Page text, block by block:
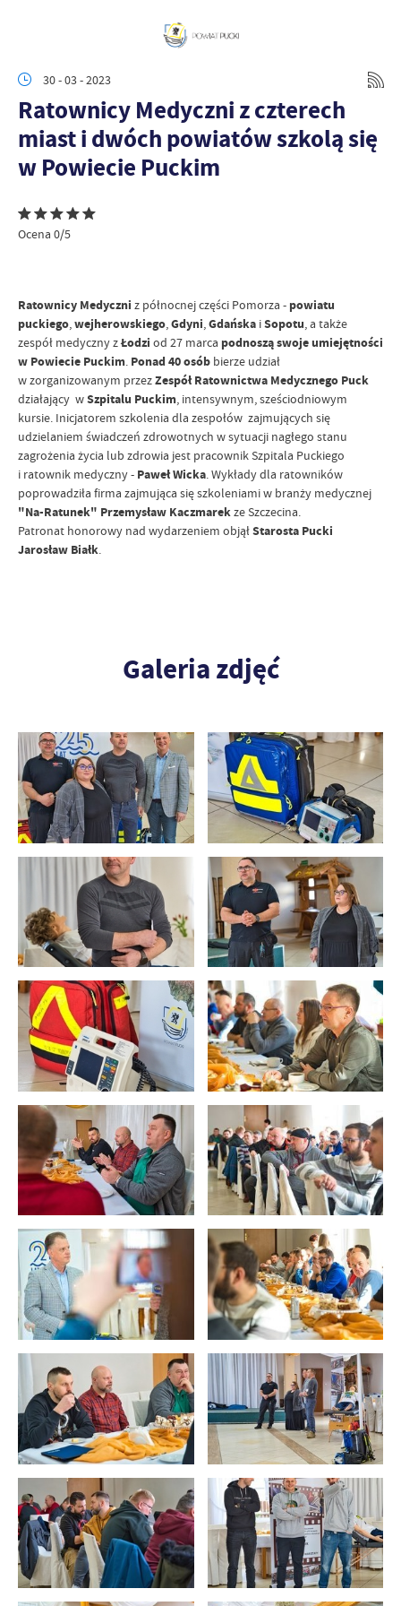
30 - 03 - 2023
Ratownicy Medyczni z czterech
miast i dwóch powiatów szkolą się
w Powiecie Puckim
Ocena 0/5
Ratownicy Medyczni z północnej części Pomorza - powiatu
puckiego,wejherowskiego,Gdyni,Gdańska iSopotu, a także
zespół medyczny zŁodzi od 27 marca podnoszą swoje umiejętności
w Powiecie Puckim. Ponad 40 osób bierze udział
w zorganizowanym przezZespół Ratownictwa Medycznego Puck
działający wSzpitalu Puckim, intensywnym, sześciodniowym
kursie. Inicjatorem szkolenia dla zespołów zajmujących się
udzielaniem świadczeń zdrowotnych w sytuacji nagłego stanu
zagrożenia życia lub zdrowia jest pracownik Szpitala Puckiego
i ratownik medyczny - Paweł Wicka. Wykłady dla ratowników
poprowadziła firma zajmująca się szkoleniami w branży medycznej
"Na-Ratunek" Przemysław Kaczmarekze Szczecina.
Patronat honorowy nad wydarzeniem objąłStarosta Pucki
Jarosław Białk.
Galeria zdjęć